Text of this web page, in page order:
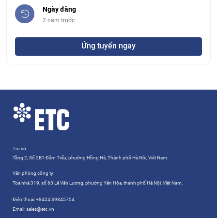
Ngày đăng
2 năm trước
Ứng tuyển ngay
Trụ sở:
Tầng 2, Số 2B1 Đầm Trấu, phường Hồng Hà, Thành phố Hà Nội, Việt Nam.
Văn phòng công ty:
Toà nhà 319, số 63 Lê Văn Lương, phường Yên Hòa, thành phố Hà Nội, Việt Nam.
Điện thoại:+8424 39845754
Email:sales@etc.vn